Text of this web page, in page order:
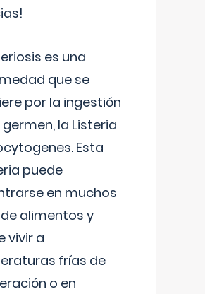
es una
que se
por la ingestión
germen, la Listeria
Esta
puede
en muchos
alimentos y
vivir a
frías de
o en